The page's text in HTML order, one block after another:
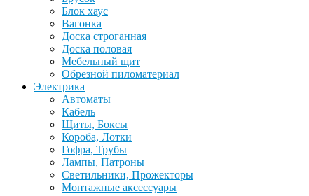
Блок хаус
Вагонка
Доска строганная
Доска половая
Мебельный щит
Обрезной пиломатериал
Электрика
Автоматы
Кабель
Щиты, Боксы
Короба, Лотки
Гофра, Трубы
Лампы, Патроны
Светильники, Прожекторы
Монтажные аксессуары